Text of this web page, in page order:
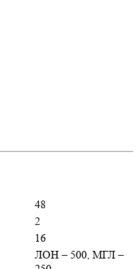
48
2
16
ЛОН – 500, МГЛ –